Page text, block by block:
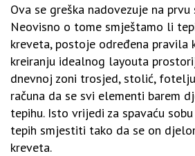
Ova se greška nadovezuje na prvu
Neovisno o tome smještamo li
kreveta, postoje određena pravila
kreiranju idealnog layouta
dnevnoj zoni trosjed, stolić,
računa da se svi elementi barem
tepihu. Isto vrijedi za spavaću
tepih smjestiti tako da se on
kreveta.